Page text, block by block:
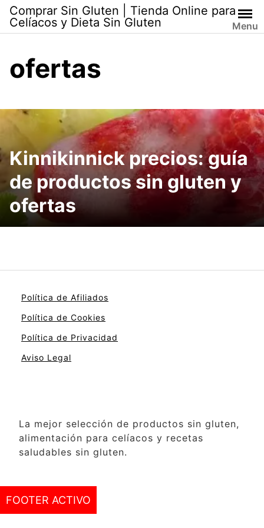
Skip
content
Comprar Sin Gluten | Tienda Online para
Celíacos y Dieta Sin Gluten
Menu
ofertas
Kinnikinnick precios: guía
de productos sin gluten y
ofertas
Política de Afiliados
Política de Cookies
Política de Privacidad
Aviso Legal
La mejor selección de productos sin gluten,
alimentación para celíacos y recetas
saludables sin gluten.
FOOTER ACTIVO